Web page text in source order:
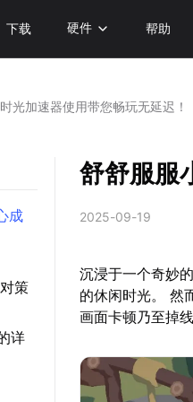
下载 硬件 帮助
光加速器使用带您畅玩无延迟！
成
策
详
舒舒服服
2025-09-19
沉浸于一个奇妙
的休闲时光。 然
画面卡顿乃至掉